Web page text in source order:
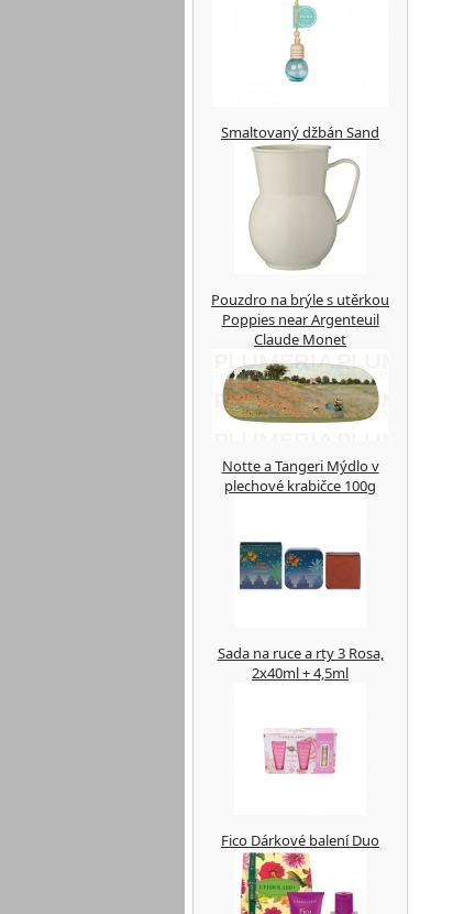
Smaltovaný džbán Sand
Pouzdro na brýle s utěrkou
Poppies near Argenteuil
Claude Monet
Notte a Tangeri Mýdlo v
plechové krabičce 100g
Sada na ruce a rty 3 Rosa,
2x40ml + 4,5ml
Fico Dárkové balení Duo